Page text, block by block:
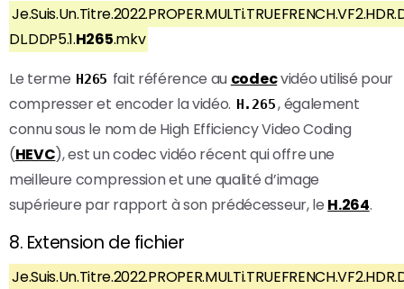
DL.DDP5.1.H265.mkv
Le terme H265 fait référence au codecvidéo utilisé pour
compresser et encoder la vidéo. H.265, également
connu sous le nom de High Efficiency Video Coding
(HEVC), est un codec vidéo récent qui offre une
meilleure compression et une qualité d’image
supérieure par rapport à son prédécesseur, le H.264.
8. Extension de fichier